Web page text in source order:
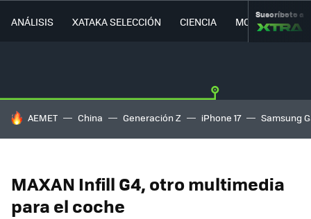
ANÁLISIS XATAKA SELECCIÓN CIENCIA MOVILIDAD
Suscríbete a
HOY SE HABLA DE
AEMET China Generación Z iPhone 17 Samsung
MAXAN Infill G4, otro multimedia
para el coche